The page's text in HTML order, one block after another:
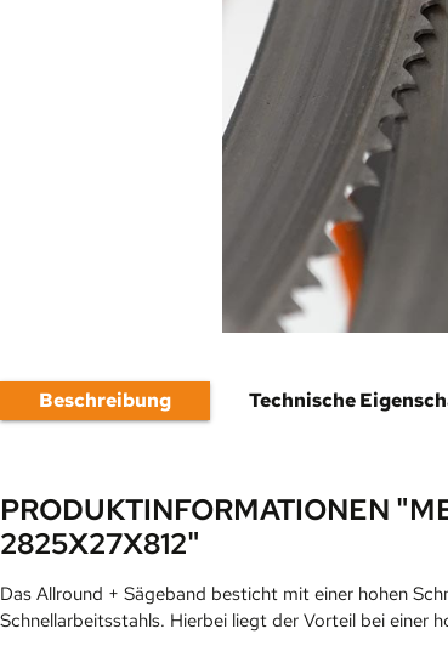
Beschreibung Technische
PRODUKTINFORMATIONEN
2825X27X812"
Das Allround + Sägeband besticht mit einer hohen
Schnellarbeitsstahls. Hierbei liegt der Vorteil bei einer